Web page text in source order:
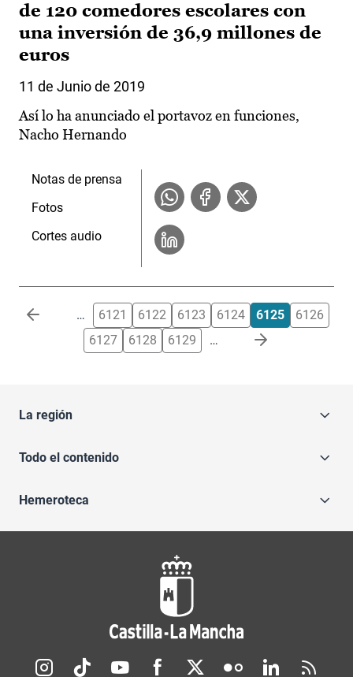
de 120 comedores escolares con
una inversión de 36,9 millones de
euros
11 de Junio de 2019
Así lo ha anunciado el portavoz en funciones,
Nacho Hernando
Notas de prensa
Fotos
Cortes audio
Paginación … 6121 6122 6123 6124 6125
6126
6127
6128 6129 …
La región
Todo el contenido
Hemeroteca
Redes sociales JCCM